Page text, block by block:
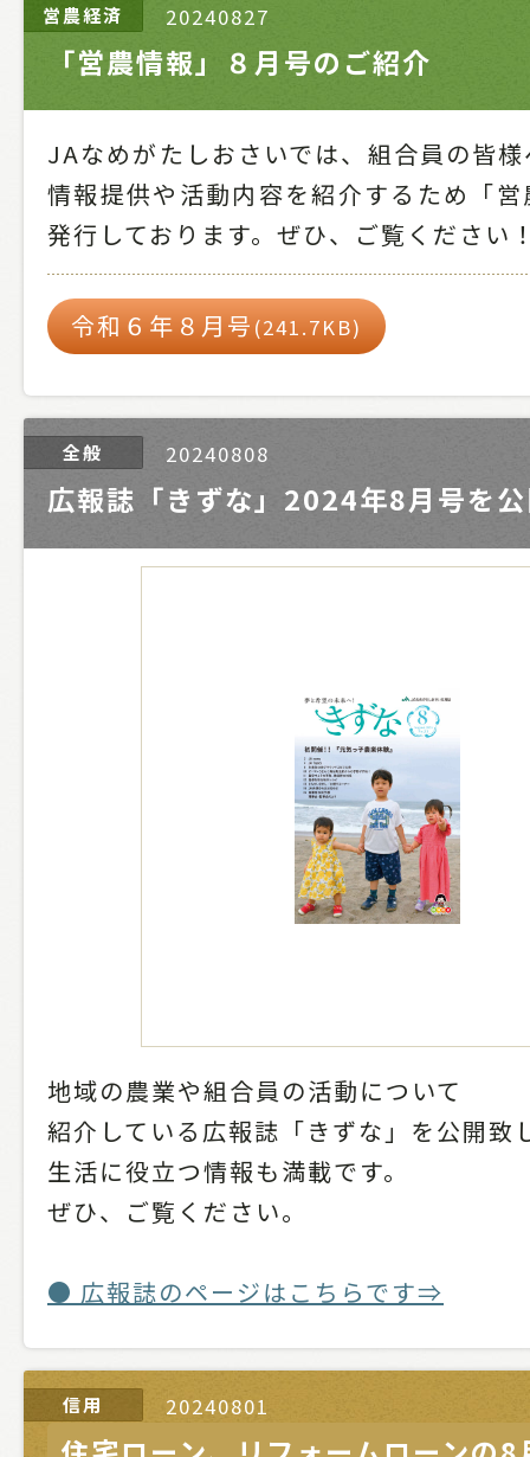
20240827
営農経済
「営農情報」８月号のご紹介
JAなめがたしおさいでは、組合員の皆
情報提供や活動内容を紹介するため「
発行しております。ぜひ、ご覧ください
令和６年８月号(241.7KB)
20240808
全般
広報誌「きずな」2024年8月号を
地域の農業や組合員の活動について
紹介している広報誌「きずな」を公開致
生活に役立つ情報も満載です。
ぜひ、ご覧ください。
● 広報誌のページはこちらです⇒
20240801
信用